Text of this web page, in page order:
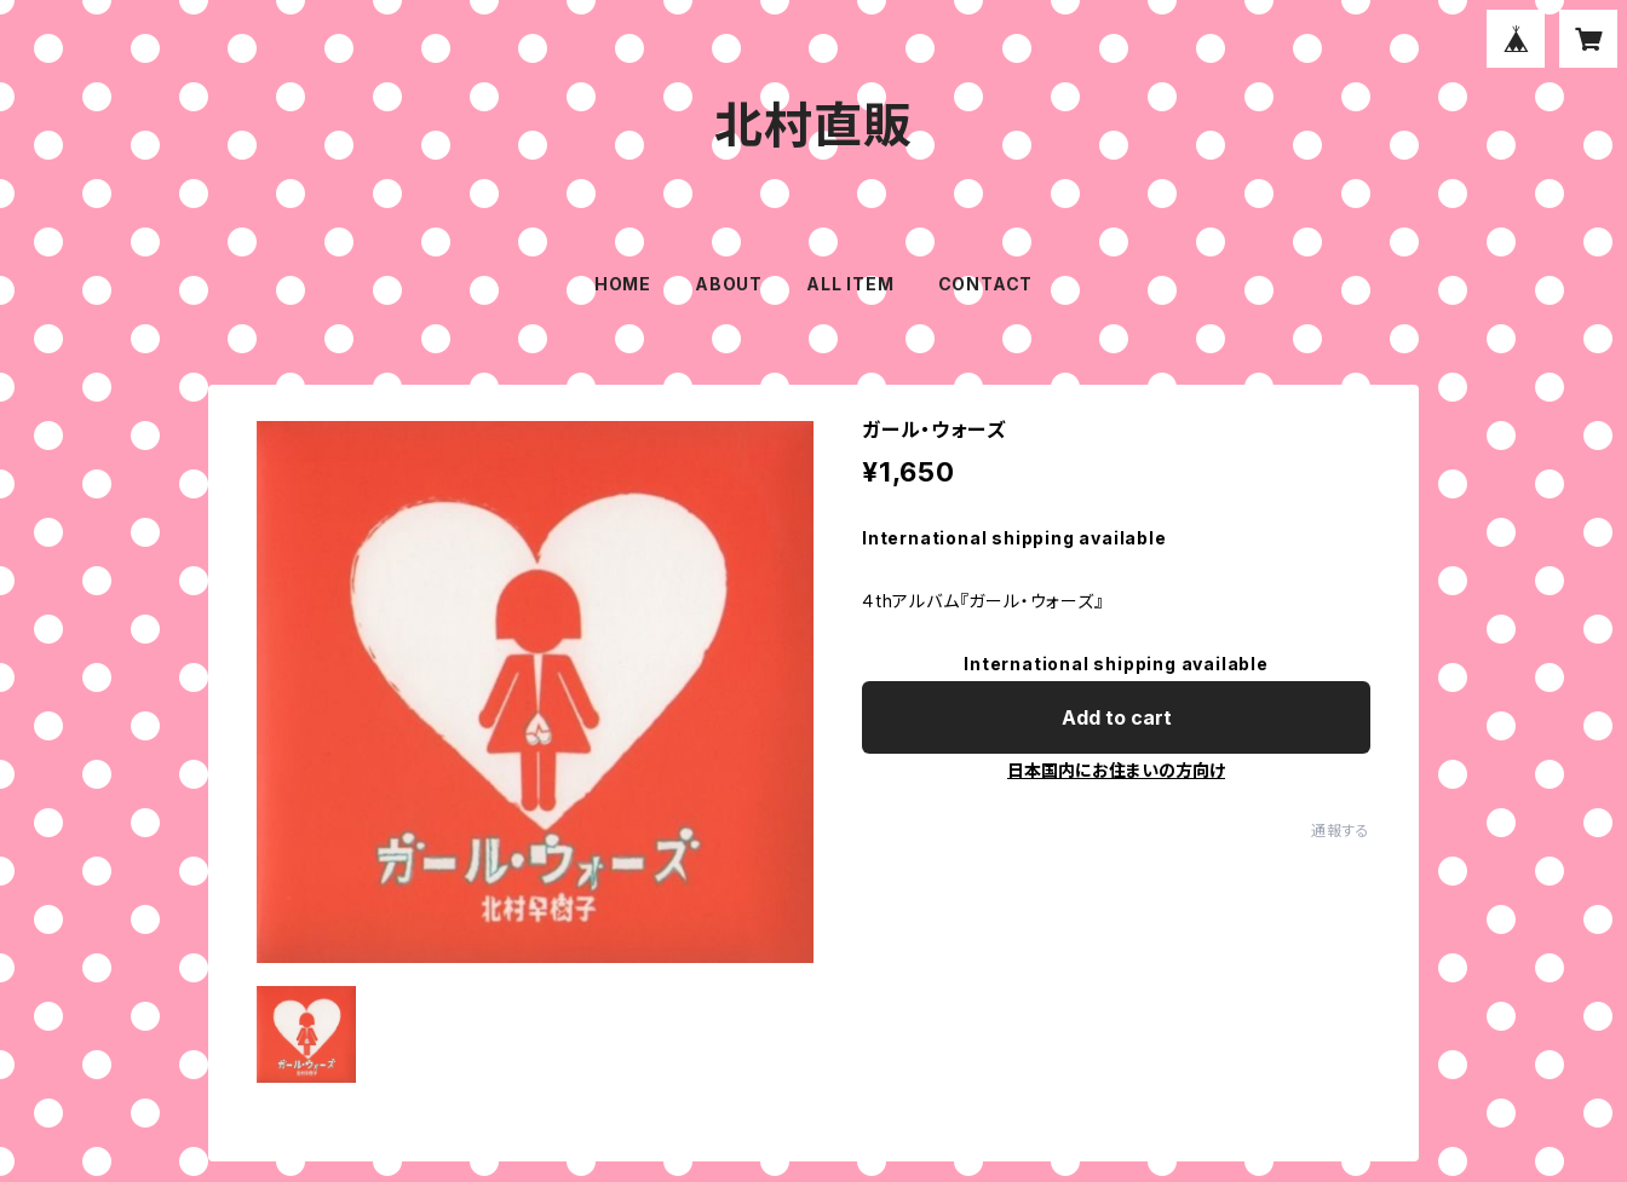
北村直販
HOME ABOUT ALL ITEM CONTACT
ガール・ウォーズ
¥1,650
International shipping available
４thアルバム『ガール・ウォーズ』
International shipping available
Add to cart
日本国内にお住まいの方向け
通報する